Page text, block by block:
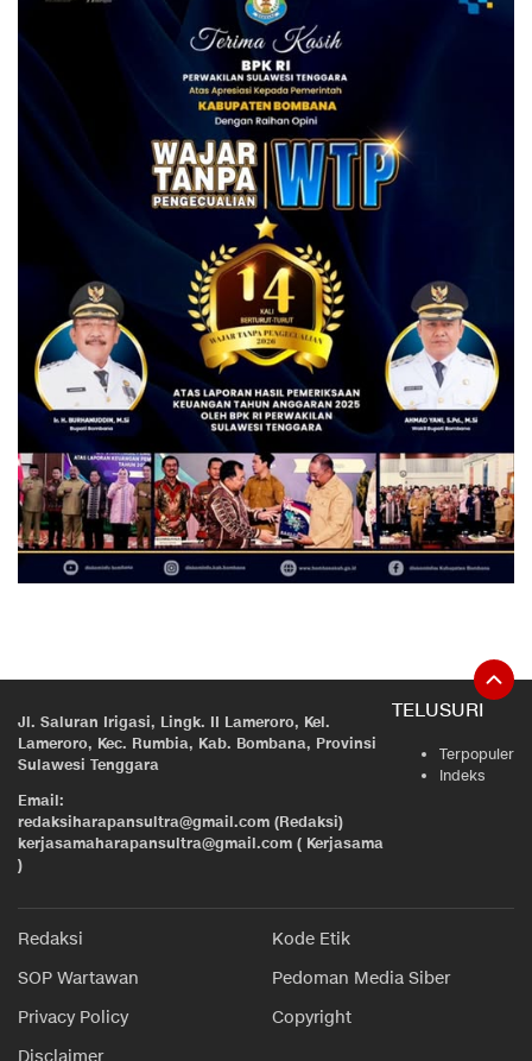
Jl. Saluran Irigasi, Lingk. II Lameroro, Kel.
Lameroro, Kec. Rumbia, Kab. Bombana, Provinsi
Sulawesi Tenggara
Email:
redaksiharapansultra@gmail.com (Redaksi)
kerjasamaharapansultra@gmail.com ( Kerjasama
)
TELUSURI
Terpopuler
Indeks
Redaksi
Kode Etik
SOP Wartawan
Pedoman Media Siber
Privacy Policy
Copyright